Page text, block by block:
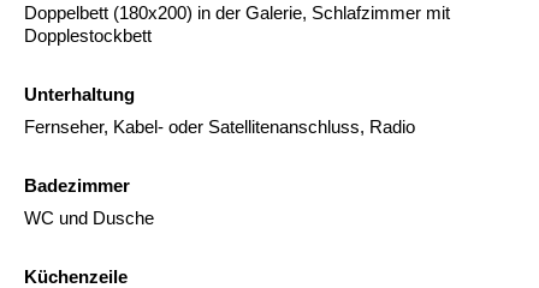
Doppelbett (180x200) in der Galerie, Schlafzimmer mit
Dopplestockbett
Unterhaltung
Fernseher, Kabel- oder Satellitenanschluss, Radio
Badezimmer
WC und Dusche
Küchenzeile